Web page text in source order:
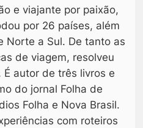
e viajante por paixão,
por 26 países, além
Norte a Sul. De tanto as
de viagem, resolveu
É autor de três livros e
do jornal Folha de
Folha e Nova Brasil.
com roteiros